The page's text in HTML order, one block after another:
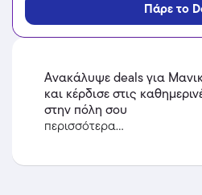
Pedicure Ημιμόνιμο
ινστιτούτο ομορφιάς
Πάρε το
Ανακάλυψε deals για
και κέρδισε στις
στην πόλη σου
περισσότερα...